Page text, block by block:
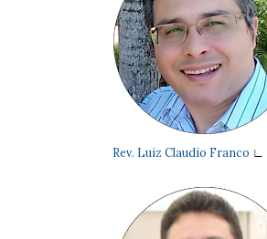
Rev. Luiz Claudio Franco ∟